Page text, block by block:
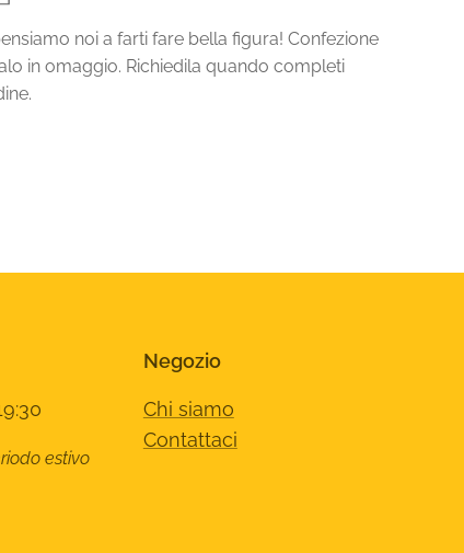
noi a farti fare bella figura! Confezione
in omaggio. Richiedila quando completi
estivo
Negozio
Chi siamo
Contattaci